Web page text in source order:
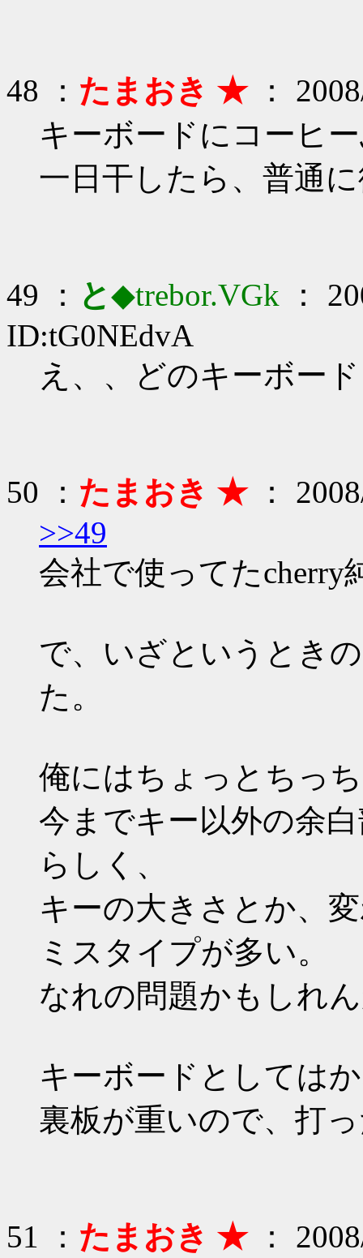
48 ： たまおき ★：
キーボードにコーヒ
一日干したら、普通
49 ： と◆trebor.VGk ：
ID:tG0NEdvA
え、、どのキーボー
50 ： たまおき ★：
>>49
会社で使ってたcherry
で、いざというとき
た。
俺にはちょっとちっ
今までキー以外の余
らしく、
キーの大きさとか、
ミスタイプが多い。
なれの問題かもしれ
キーボードとしては
裏板が重いので、打
51 ： たまおき ★：